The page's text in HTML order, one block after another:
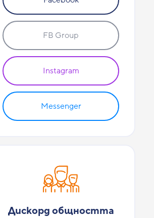
FB Group
Instagram
Messenger
Дискорд общността